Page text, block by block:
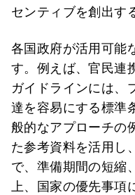
センティブを創出す
各国政府が活用可能
す。例えば、官民連
ガイドラインには、
達を容易にする標準
般的なアプローチの
た参考資料を活用し
で、準備期間の短縮
上、国家の優先事項